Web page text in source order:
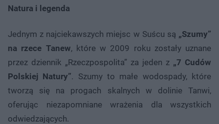
Natura i legenda
Jednym z najciekawszych miejsc w Suścu są „Szumy”
na rzece Tanew, które w 2009 roku zostały uznane
przez dziennik „Rzeczpospolita” za jeden z „7 Cudów
Polskiej Natury”. Szumy to małe wodospady, które
tworzą się na progach skalnych w dolinie Tanwi,
oferując niezapomniane wrażenia dla wszystkich
odwiedzających.